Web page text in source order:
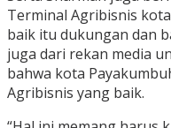
Terminal Agribisnis
baik itu dukungan dan
juga dari rekan media
bahwa kota
Agribisnis yang baik.